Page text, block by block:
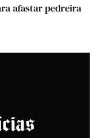
afastar pedreira